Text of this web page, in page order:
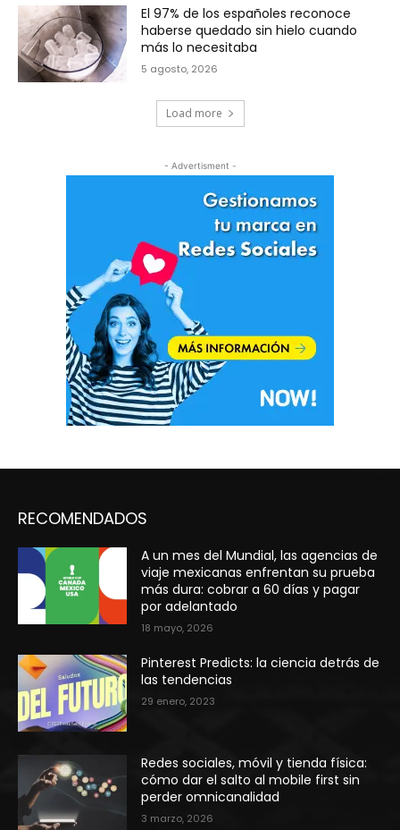
El 97% de los españoles reconoce
haberse quedado sin hielo cuando
más lo necesitaba
5 agosto, 2026
Load more
- Advertisment -
RECOMENDADOS
A un mes del Mundial, las agencias de
viaje mexicanas enfrentan su prueba
más dura: cobrar a 60 días y pagar
por adelantado
18 mayo, 2026
Pinterest Predicts: la ciencia detrás de
las tendencias
29 enero, 2023
Redes sociales, móvil y tienda física:
cómo dar el salto al mobile first sin
perder omnicanalidad
3 marzo, 2026